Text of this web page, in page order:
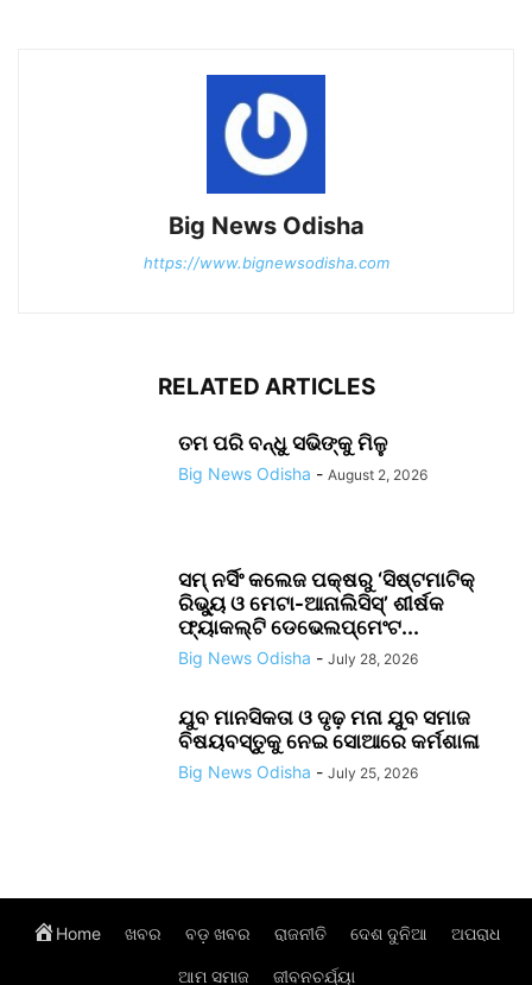
Big News Odisha
https://www.bignewsodisha.com
RELATED ARTICLES
ତମ ପରି ବନ୍ଧୁ ସଭିଙ୍କୁ ମିଳୁ
Big News Odisha - August 2, 2026
ସମ୍ ନର୍ସିଂ କଲେଜ ପକ୍ଷରୁ ‘ସିଷ୍ଟମାଟିକ୍
ରିଭ୍ୟୁ ଓ ମେଟା-ଆନାଲିସିସ୍‌’ ଶୀର୍ଷକ
ଫ୍ୟାକଲ୍ଟି ଡେଭେଲପ୍‌ମେଂଟ...
Big News Odisha - July 28, 2026
ଯୁବ ମାନସିକତା ଓ ଦୃଢ଼ ମନା ଯୁବ ସମାଜ
ବିଷୟବସ୍ତୁକୁ ନେଇ ସୋଆରେ କର୍ମଶାଳା
Big News Odisha - July 25, 2026
Home ଖବର ବଡ଼ ଖବର ରାଜନୀତି ଦେଶ ଦୁନିଆ ଅପରାଧ
ଆମ ସମାଜ ଜୀବନଚର୍ଯ୍ୟା